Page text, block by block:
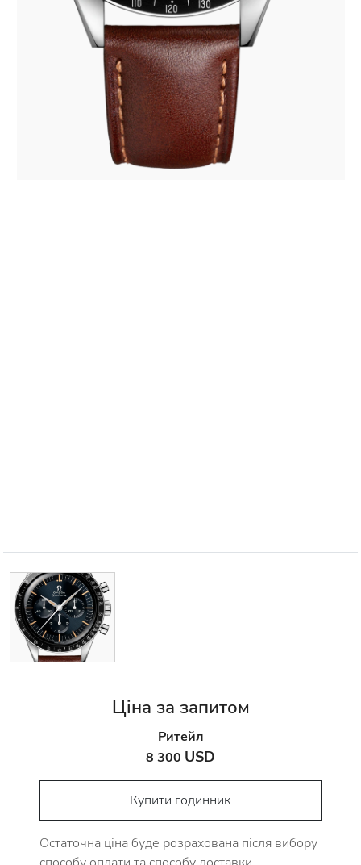
Ціна за запитом
Ритейл
8 300 USD
Купити годинник
Остаточна ціна буде розрахована після вибору